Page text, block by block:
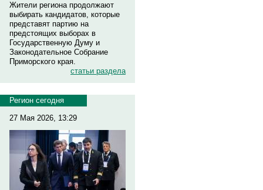
Жители региона продолжают
выбирать кандидатов, которые
представят партию на
предстоящих выборах в
Государственную Думу и
Законодательное Собрание
Приморского края.
статьи раздела
Регион сегодня
27 Мая 2026, 13:29